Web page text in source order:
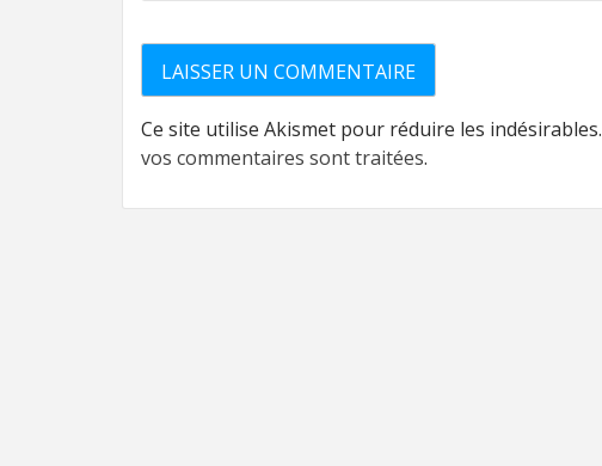
Ce site utilise Akismet pour réduire les indésirables.
vos commentaires sont traitées.